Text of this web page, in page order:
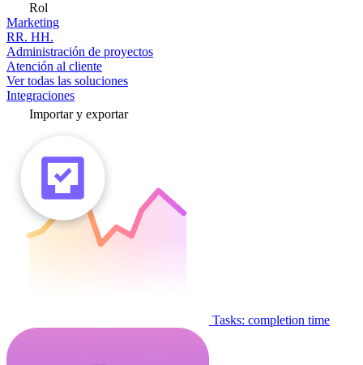
Rol
Marketing
RR. HH.
Administración de proyectos
Atención al cliente
Ver todas las soluciones
Integraciones
Importar y exportar
Tasks: completion time